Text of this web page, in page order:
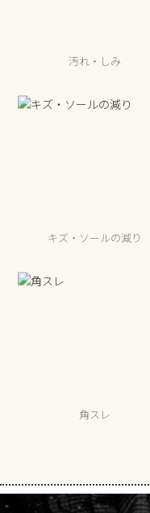
汚れ・しみ
キズ・ソールの減り
角スレ